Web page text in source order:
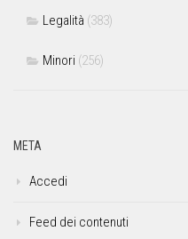
Legalità (383)
Minori (256)
META
Accedi
Feed dei contenuti